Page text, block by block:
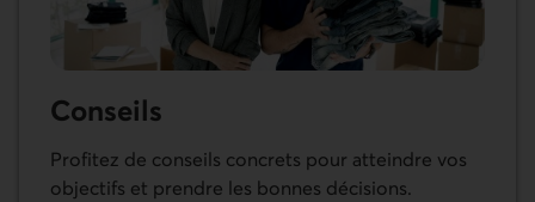
Conseils
Profitez de conseils concrets pour atteindre vos
objectifs et prendre les bonnes décisions.